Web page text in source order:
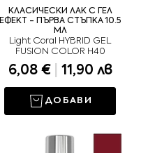
КЛАСИЧЕСКИ ЛАК С ГЕЛ
ЕФЕКТ - ПЪРВА СТЪПКА 10.5
МЛ
Light Coral HYBRID GEL
FUSION COLOR H40
6,08 € 11,90 лв
ДОБАВИ